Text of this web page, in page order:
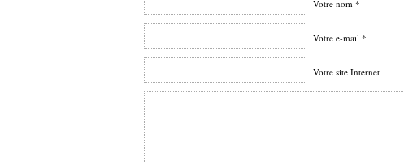
Votre nom *
Votre e-mail *
Votre site Internet